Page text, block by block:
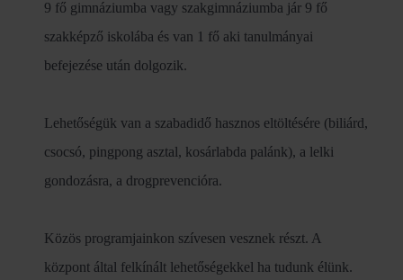
9 fő gimnáziumba vagy szakgimnáziumba jár 9 fő
szakképző iskolába és van 1 fő aki tanulmányai
befejezése után dolgozik.
Lehetőségük van a szabadidő hasznos eltöltésére (biliárd,
csocsó, pingpong asztal, kosárlabda palánk), a lelki
gondozásra, a drogprevencióra.
Közös programjainkon szívesen vesznek részt. A
központ által felkínált lehetőségekkel ha tudunk élünk.